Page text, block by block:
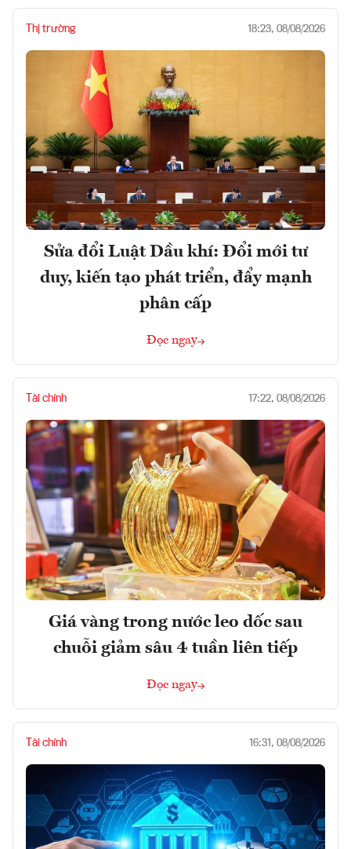
Thị trường 18:23, 08/08/2026
Sửa đổi Luật Dầu khí: Đổi mới tư
duy, kiến tạo phát triển, đẩy mạnh
phân cấp
Đọc ngay
Tài chính 17:22, 08/08/2026
Giá vàng trong nước leo dốc sau
chuỗi giảm sâu 4 tuần liên tiếp
Đọc ngay
Tài chính 16:31, 08/08/2026